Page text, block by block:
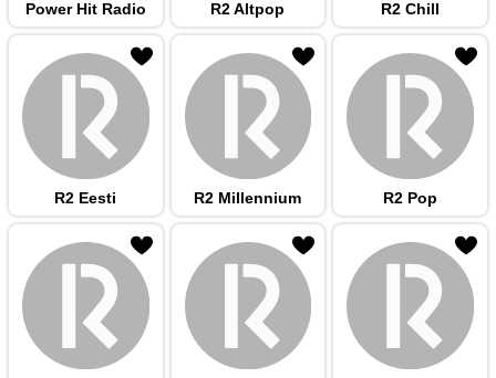
Power Hit Radio R2 Altpop R2 Chill
R2 Eesti R2 Millennium R2 Pop